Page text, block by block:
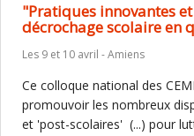
"Pratiques innovantes
décrochage scolaire en
Les 9 et 10 avril - Amiens
Ce colloque national des
promouvoir les nombreux
et 'post-scolaires' (...) pour